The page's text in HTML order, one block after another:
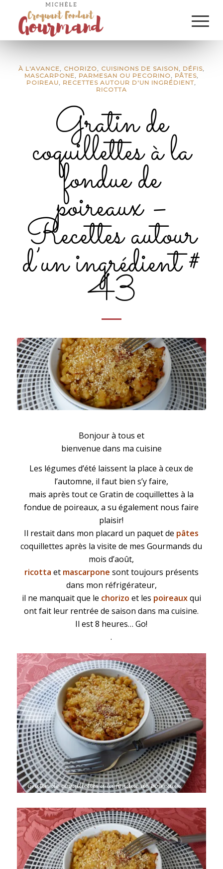
À L'AVANCE, CHORIZO, CUISINONS DE SAISON, DÉFIS,
MASCARPONE, PARMESAN OU PECORINO, PÂTES,
POIREAU, RECETTES AUTOUR D'UN INGRÉDIENT,
RICOTTA
Gratin de
coquillettes à la
fondue de
poireaux –
Recettes autour
d’un ingrédient #
43
Bonjour à tous et
bienvenue dans ma cuisine
Les légumes d’été laissent la place à ceux de
l’automne, il faut bien s’y faire,
mais après tout ceGratin de coquillettes à la
fondue de poireaux, a su également nous faire
plaisir!
Il restait dans mon placard un paquet de pâtes
coquillettes après la visite de mes Gourmands du
mois d’août,
ricotta et mascarpone sont toujours présents
dans mon réfrigérateur,
il ne manquait que le chorizo et les poireauxqui
ont fait leur rentrée de saison dans ma cuisine.
Il est 8 heures… Go!
.